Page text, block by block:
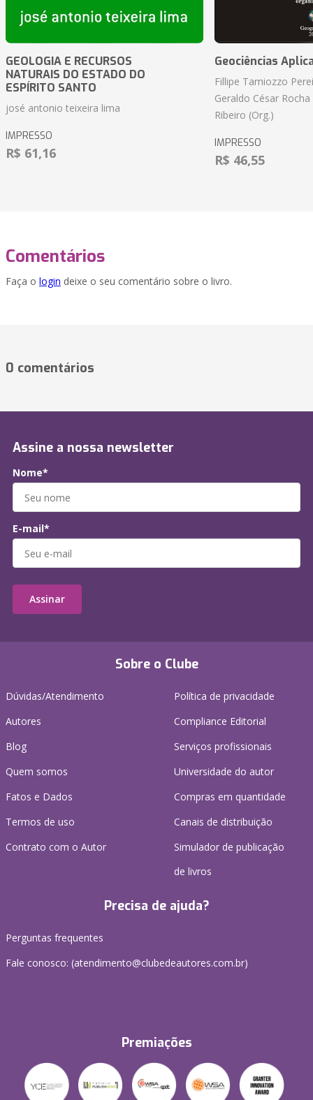
GEOLOGIA E RECURSOS
NATURAIS DO ESTADO DO
ESPÍRITO SANTO
josé antonio teixeira lima
IMPRESSO
R$ 61,16
Geociências
Fillipe Tamiozzo
Geraldo César
Ribeiro (Org.)
IMPRESSO
R$ 46,55
Comentários
Faça o login deixe o seu comentário sobre o livro.
0 comentários
Sobre o Clube
Dúvidas/Atendimento
Autores
Blog
Quem somos
Fatos e Dados
Termos de uso
Contrato com o Autor
Política de privacidade
Compliance Editorial
Serviços profissionais
Universidade do autor
Compras em quantidade
Canais de distribuição
Simulador de publicação
de livros
Precisa de ajuda?
Perguntas frequentes
Fale conosco: (atendimento@clubedeautores.com.br)
Premiações
Assine a nossa newsletter
Nome*
E-mail*
Assinar